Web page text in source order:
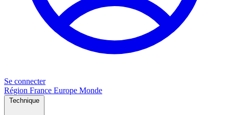
Se connecter
Région France Europe Monde
Technique